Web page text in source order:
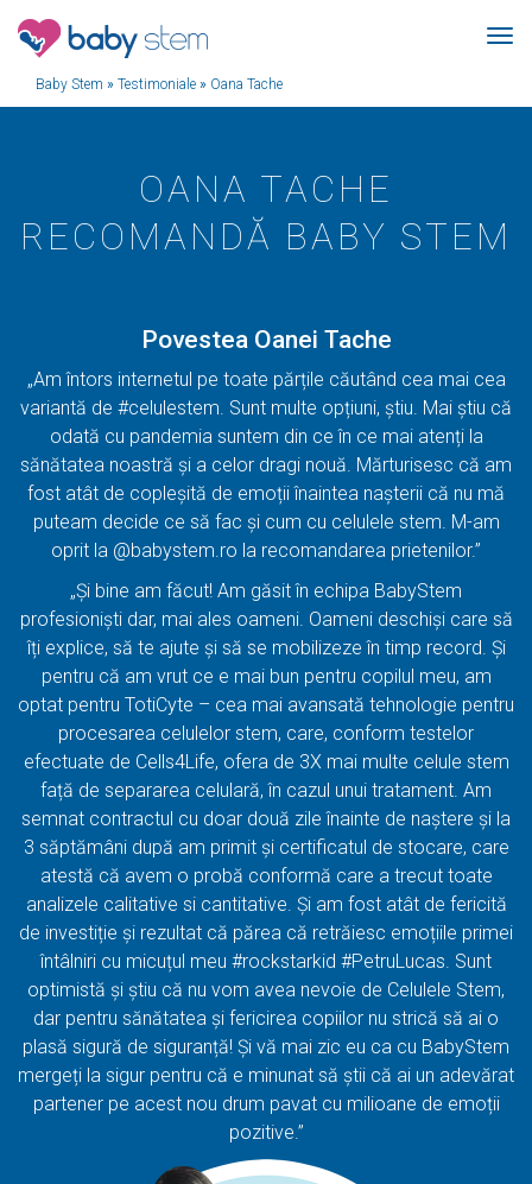
Baby Stem » Testimoniale » Oana Tache
OANA TACHE
RECOMANDĂ BABY STEM
Povestea Oanei Tache
„Am întors internetul pe toate părțile căutând cea mai cea
variantă de #celulestem. Sunt multe opțiuni, știu. Mai știu că
odată cu pandemia suntem din ce în ce mai atenți la
sănătatea noastră și a celor dragi nouă. Mărturisesc că am
fost atât de copleșită de emoții înaintea nașterii că nu mă
puteam decide ce să fac și cum cu celulele stem. M-am
oprit la @babystem.ro la recomandarea prietenilor.”
„Și bine am făcut! Am găsit în echipa BabyStem
profesioniști dar, mai ales oameni. Oameni deschiși care să
îți explice, să te ajute și să se mobilizeze în timp record. Și
pentru că am vrut ce e mai bun pentru copilul meu, am
optat pentru TotiCyte – cea mai avansată tehnologie pentru
procesarea celulelor stem, care, conform testelor
efectuate de Cells4Life, ofera de 3X mai multe celule stem
față de separarea celulară, în cazul unui tratament. Am
semnat contractul cu doar două zile înainte de naștere și la
3 săptămâni după am primit și certificatul de stocare, care
atestă că avem o probă conformă care a trecut toate
analizele calitative si cantitative. Și am fost atât de fericită
de investiție și rezultat că părea că retrăiesc emoțiile primei
întâlniri cu micuțul meu #rockstarkid #PetruLucas. Sunt
optimistă și știu că nu vom avea nevoie de Celulele Stem,
dar pentru sănătatea și fericirea copiilor nu strică să ai o
plasă sigură de siguranță! Și vă mai zic eu ca cu BabyStem
mergeți la sigur pentru că e minunat să știi că ai un adevărat
partener pe acest nou drum pavat cu milioane de emoții
pozitive.”